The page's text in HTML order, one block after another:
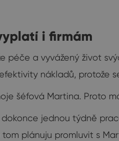
i firmám
péče a vyvážený život
nákladů, protože
šéfová Martina. Proto
jednou týdně
plánuju promluvit s